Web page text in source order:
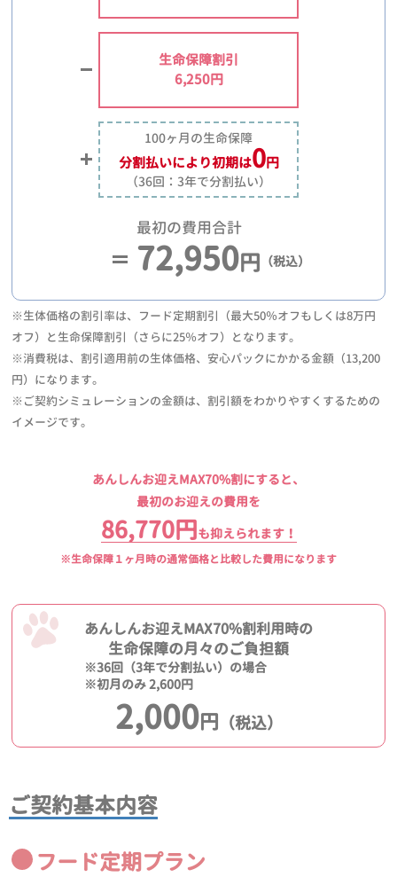
生命保障割引
6,250円
100ヶ月の生命保障
分割払いにより初期は0円
（36回：3年で分割払い）
最初の費用合計
72,950円 （税込）
※生体価格の割引率は、フード定期割引（最大50％オフもしくは8万円
オフ）と生命保障割引（さらに25％オフ）となります。
※消費税は、割引適用前の生体価格、安心パックにかかる金額（13,200
円）になります。
※ご契約シミュレーションの金額は、割引額をわかりやすくするための
イメージです。
あんしんお迎えMAX70%割にすると、
最初のお迎えの費用を
86,770円も抑えられます！
※生命保障１ヶ月時の通常価格と比較した費用になります
あんしんお迎えMAX70%割利用時の
生命保障の月々のご負担額
※36回（3年で分割払い）の場合
※初月のみ 2,600円
2,000円 （税込）
ご契約基本内容
フード定期プラン